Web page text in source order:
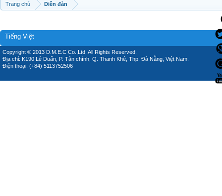
Trang chủ Diễn đàn
Tiếng Việt
Copyright © 2013 D.M.E.C Co.,Ltd, All Rights Reserved.
Địa chỉ: K190 Lê Duẩn, P. Tân chính, Q. Thanh Khê, Thp. Đà Nẵng, Việt Nam.
Điện thoại: (+84) 5113752506